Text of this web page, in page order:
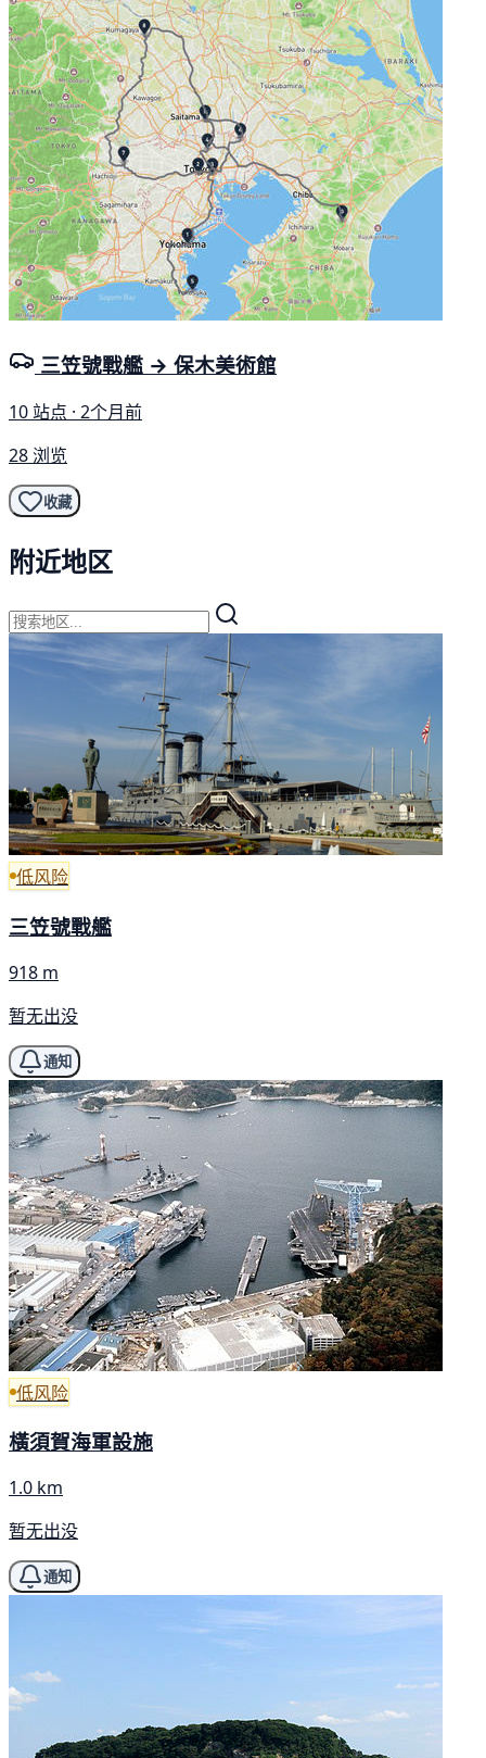
三笠號戰艦 → 保木美術館
10 站点 · 2个月前
28 浏览
收藏
附近地区
低风险
三笠號戰艦
918 m
暂无出没
通知
低风险
橫須賀海軍設施
1.0 km
暂无出没
通知